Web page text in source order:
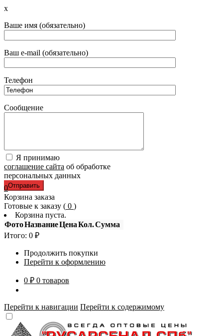
x
Ваше имя (обязательно)
Ваш e-mail (обязательно)
Телефон
Сообщение
Я принимаю
соглашение сайта об обработке
персональных данных
0
Корзина заказа
Готовые к заказу ( 0 )
Корзина пуста.
ФотоНазваниеЦенаКол.Сумма
Итого: 0 ₽
Продолжить покупки
Перейти к оформлению
0 ₽ 0 товаров
Перейти к навигации Перейти к содержимому